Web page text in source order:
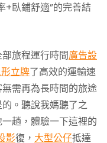
+臥鋪舒適”的完善結
旅程運行時間廣告設
立牌了高效的運輸速
需再為長時間的旅途
。聽說我媽聽了之
趟，體驗一下這裡的
影復， 大型公仔抵達